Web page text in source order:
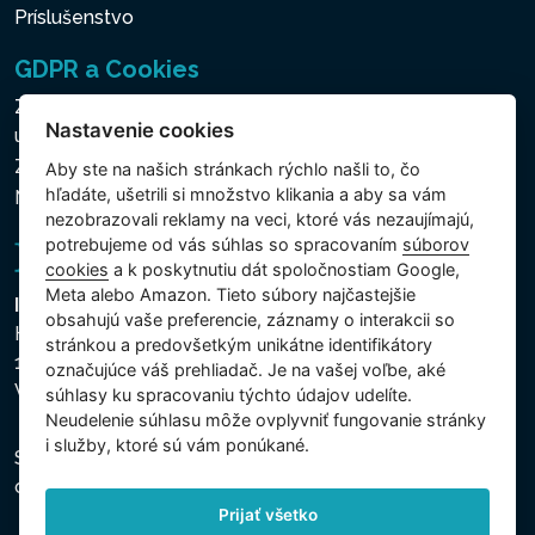
Príslušenstvo
GDPR a Cookies
Zásady ochrany osobných a ďalších spracovávaných
údajov
Zásady používania súborov cookies
Nastavenie cookies
Intex Trading, s.r.o.
Hradecká 2526/3
130 00 Praha 3
Vinohrady - Česká republika
Spoločnosť je zapísaná na Mestskom súde v Prahe,
oddiel C, vložka 74759, IČO 26150808, DIČ CZ26150808.
Nastavenie cookies
Aby ste na našich stránkach rýchlo našli to, čo
hľadáte, ušetrili si množstvo klikania a aby sa vám
nezobrazovali reklamy na veci, ktoré vás nezaujímajú,
potrebujeme od vás súhlas so spracovaním súborov
cookies a k poskytnutiu dát spoločnostiam Google,
Meta alebo Amazon. Tieto súbory najčastejšie
obsahujú vaše preferencie, záznamy o interakcii so
stránkou a predovšetkým unikátne identifikátory
označujúce váš prehliadač. Je na vašej voľbe, aké
súhlasy ku spracovaniu týchto údajov udelíte.
Neudelenie súhlasu mȏže ovplyvniť fungovanie stránky
i služby, ktoré sú vám ponúkané.
Prijať všetko